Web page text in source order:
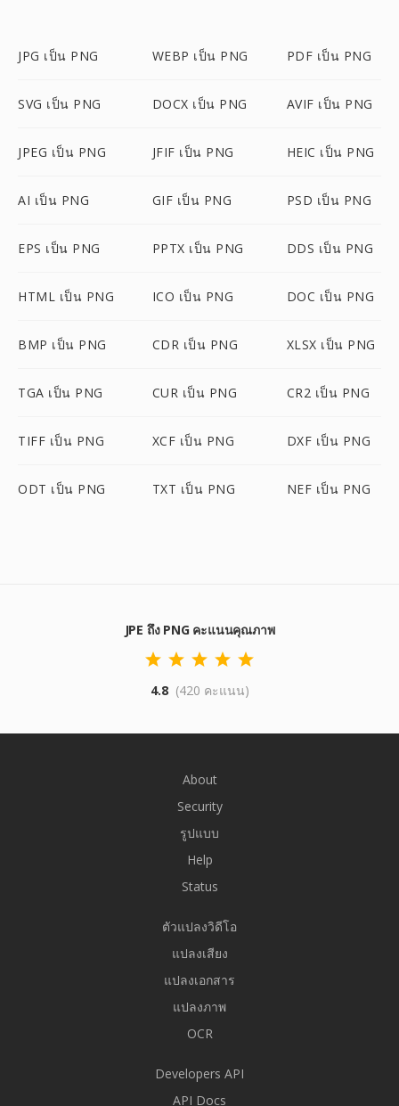
JPG เป็น PNG WEBP เป็น PNG PDF เป็น PNG
SVG เป็น PNG DOCX เป็น PNG AVIF เป็น PNG
JPEG เป็น PNG JFIF เป็น PNG HEIC เป็น PNG
AI เป็น PNG GIF เป็น PNG PSD เป็น PNG
EPS เป็น PNG PPTX เป็น PNG DDS เป็น PNG
HTML เป็น PNG ICO เป็น PNG DOC เป็น PNG
BMP เป็น PNG CDR เป็น PNG XLSX เป็น PNG
TGA เป็น PNG CUR เป็น PNG CR2 เป็น PNG
TIFF เป็น PNG XCF เป็น PNG DXF เป็น PNG
ODT เป็น PNG TXT เป็น PNG NEF เป็น PNG
JPE ถึง PNG คะแนนคุณภาพ
4.8 (420 คะแนน)
About
Security
รูปแบบ
Help
Status
ตัวแปลงวิดีโอ
แปลงเสียง
แปลงเอกสาร
แปลงภาพ
OCR
Developers API
API Docs